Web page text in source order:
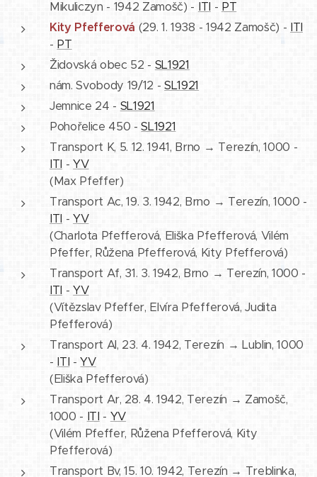
Mikuliczyn - 1942 Zamošč) - ITI - PT
Kity Pfefferová (29. 1. 1938 - 1942 Zamošč) - ITI
- PT
Židovská obec 52 - SL1921
nám. Svobody 19/12 -SL1921
Jemnice 24 - SL1921
Pohořelice 450 -SL1921
Transport K, 5. 12. 1941, Brno → Terezín, 1000 -
ITI -YV
(Max Pfeffer)
Transport Ac, 19. 3. 1942, Brno → Terezín, 1000 -
ITI -YV
(Charlota Pfefferová, Eliška Pfefferová, Vilém
Pfeffer, Růžena Pfefferová, Kity Pfefferová)
Transport Af, 31. 3. 1942, Brno → Terezín, 1000 -
ITI -YV
(Vítězslav Pfeffer, Elvíra Pfefferová, Judita
Pfefferová)
Transport Al, 23. 4. 1942, Terezín → Lublin, 1000
- ITI -YV
(Eliška Pfefferová)
Transport Ar, 28. 4. 1942, Terezín → Zamošč,
1000 - ITI - YV
(Vilém Pfeffer, Růžena Pfefferová, Kity
Pfefferová)
Transport Bv, 15. 10. 1942, Terezín → Treblinka,